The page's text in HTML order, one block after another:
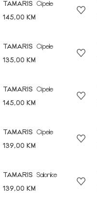
TAMARIS
Cipele
145,00 KM
TAMARIS
Cipele
135,00 KM
TAMARIS
Cipele
145,00 KM
TAMARIS
Cipele
139,00 KM
TAMARIS
Salonke
139,00 KM